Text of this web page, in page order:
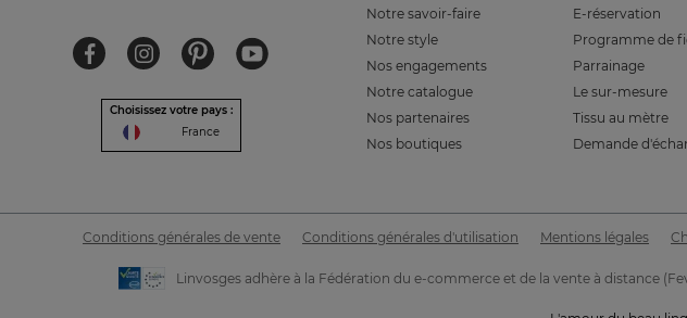
Choisissez votre pays :
France
Notre savoir-faire
Notre style
Nos engagements
Notre catalogue
Nos partenaires
Nos boutiques
E-réservation
Programme de
Parrainage
Le sur-mesure
Tissu au mètre
Demande
Conditions générales de vente Conditions générales d'utilisation Mentions légales
Linvosges adhère à la Fédération du e-commerce et de la vente à distance